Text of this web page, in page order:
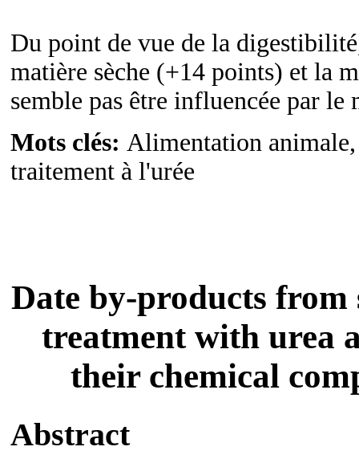
Du point de vue de la
matière sèche (+14 points) et la
semble pas être influencée par
Mots clés: Alimentation
traitement à l'urée
Date by-products from
treatment with urea
their chemical
Abstract